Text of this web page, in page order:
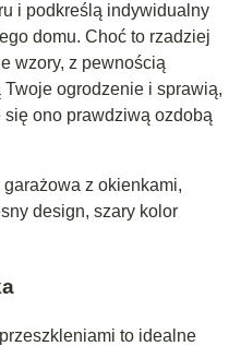
i podkreślą indywidualny
domu. Choć to rzadziej
wzory, z pewnością
Twoje ogrodzenie i sprawią,
się ono prawdziwą ozdobą
to idealne